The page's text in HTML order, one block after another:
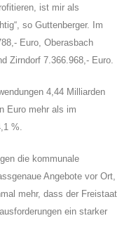
ist mir als
so Guttenberger. Im
Euro, Oberasbach
Zirndorf 7.366.968,- Euro.
4,44 Milliarden
Euro mehr als im
%.
die kommunale
Angebote vor Ort,
mehr, dass der Freistaat
ein starker